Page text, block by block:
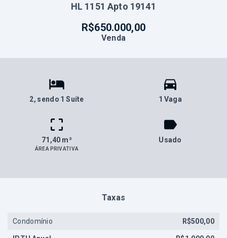
HL 1151 Apto 19141
R$650.000,00
Venda
2, sendo 1 Suíte 1 Vaga
71,40 m²
ÁREA PRIVATIVA
Usado
Taxas
Condomínio R$500,00